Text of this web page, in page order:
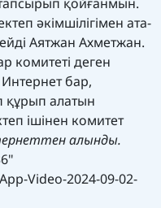
әкімшілігімен ата-
Аятжан Ахметжан.
комитеті деген
бар,
құрып алатын
ішінен комитет
алынды.
Video-2024-09-02-